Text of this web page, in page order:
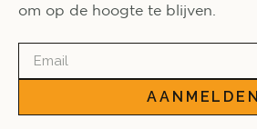
om op de hoogte te blijven.
AANMELDEN